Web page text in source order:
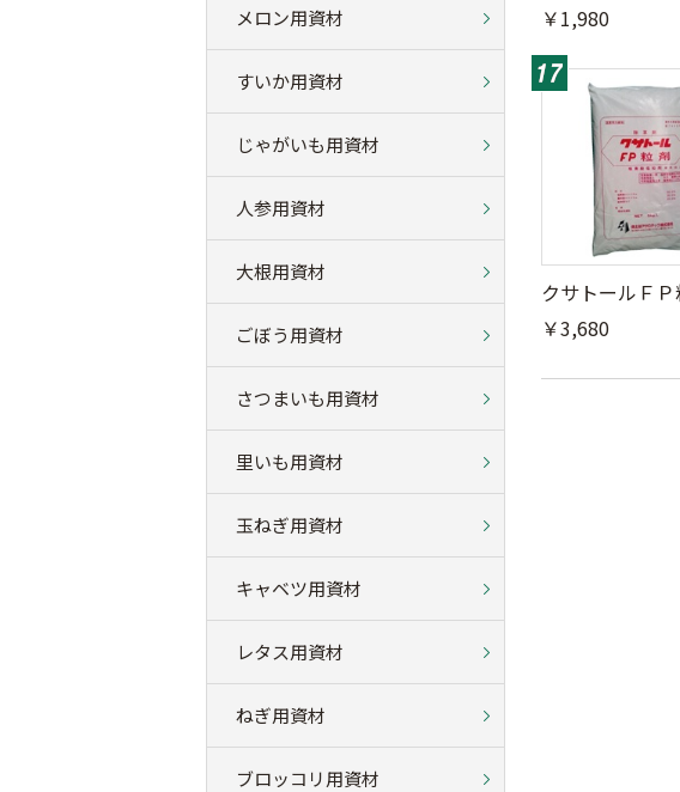
メロン用資材
すいか用資材
じゃがいも用資材
人参用資材
大根用資材
ごぼう用資材
さつまいも用資材
里いも用資材
玉ねぎ用資材
キャベツ用資材
レタス用資材
ねぎ用資材
ブロッコリ用資材
￥1,980
クサトールＦ
￥3,680